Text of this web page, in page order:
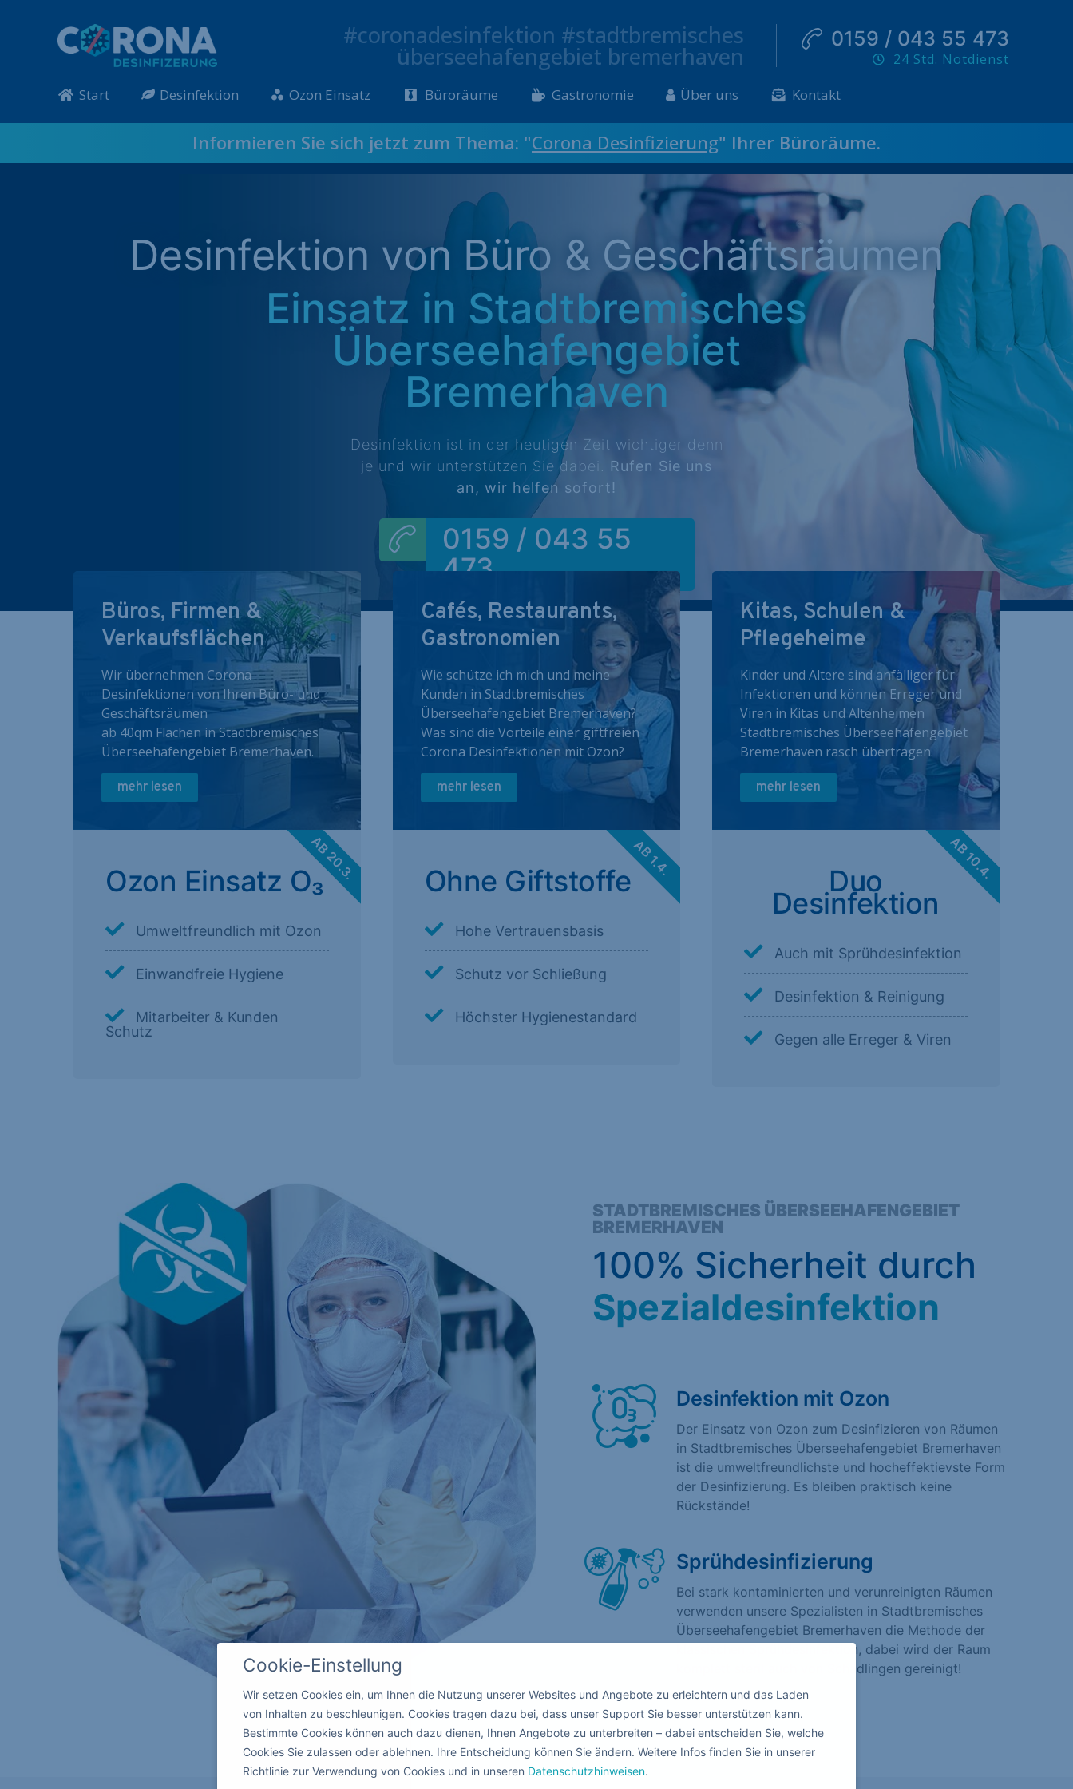
#coronadesinfektion #stadtbremisches
überseehafengebiet bremerhaven
0159 / 043 55 473
24 Std. Notdienst
Start Desinfektion Ozon Einsatz Büroräume Gastronomie Über uns Kontakt
Informieren Sie sich jetzt zum Thema: "Corona Desinfizierung" Ihrer Büroräume.
Desinfektion von Büro & Geschäftsräumen
Einsatz in Stadtbremisches
Überseehafengebiet
Bremerhaven
Desinfektion ist in der heutigen Zeit wichtiger denn
je und wir unterstützen Sie dabei. Rufen Sie uns
an, wir helfen sofort!
0159 / 043 55
473
Büros, Firmen &
Verkaufsflächen
Wir übernehmen Corona
Desinfektionen von Ihren Büro- und
Geschäftsräumen
ab 40qm Flächen in Stadtbremisches
Überseehafengebiet Bremerhaven.
mehr lesen
Ozon Einsatz O₃
Umweltfreundlich mit Ozon
Einwandfreie Hygiene
Mitarbeiter & Kunden
Schutz
AB 20.3.
Cafés, Restaurants,
Gastronomien
Wie schütze ich mich und meine
Kunden in Stadtbremisches
Überseehafengebiet Bremerhaven?
Was sind die Vorteile einer giftfreien
Corona Desinfektionen mit Ozon?
mehr lesen
Ohne Giftstoffe
Hohe Vertrauensbasis
Schutz vor Schließung
Höchster Hygienestandard
AB 1.4.
Kitas, Schulen &
Pflegeheime
Kinder und Ältere sind anfälliger für
Infektionen und können Erreger und
Viren in Kitas und Altenheimen
Stadtbremisches Überseehafengebiet
Bremerhaven rasch übertragen.
mehr lesen
Duo
Desinfektion
Auch mit Sprühdesinfektion
Desinfektion & Reinigung
Gegen alle Erreger & Viren
AB 10.4.
STADTBREMISCHES ÜBERSEEHAFENGEBIET
BREMERHAVEN
100% Sicherheit durch
Spezialdesinfektion
Desinfektion mit Ozon
Der Einsatz von Ozon zum Desinfizieren von Räumen
in Stadtbremisches Überseehafengebiet Bremerhaven
ist die umweltfreundlichste und hocheffektievste Form
der Desinfizierung. Es bleiben praktisch keine
Rückstände!
Sprühdesinfizierung
Bei stark kontaminierten und verunreinigten Räumen
verwenden unsere Spezialisten in Stadtbremisches
Überseehafengebiet Bremerhaven die Methode der
klassischen Sprühdesinfektion, dabei wird der Raum
komplett steril auch von Schädlingen gereinigt!
Cookie-Einstellung
Wir setzen Cookies ein, um Ihnen die Nutzung unserer Websites und Angebote zu erleichtern und das Laden
von Inhalten zu beschleunigen. Cookies tragen dazu bei, dass unser Support Sie besser unterstützen kann.
Bestimmte Cookies können auch dazu dienen, Ihnen Angebote zu unterbreiten – dabei entscheiden Sie, welche
Cookies Sie zulassen oder ablehnen. Ihre Entscheidung können Sie ändern. Weitere Infos finden Sie in unserer
Richtlinie zur Verwendung von Cookies und in unseren Datenschutzhinweisen.